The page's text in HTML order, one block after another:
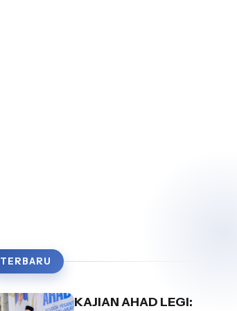
TERBARU
KAJIAN AHAD LEGI: